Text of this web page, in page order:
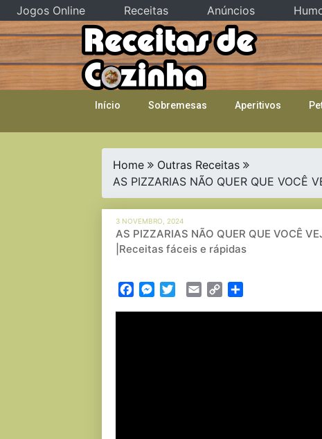
Skip
to
content
Início Sobremesas Aperitivos
Home
Outras Receitas
AS PIZZARIAS NÃO QUER QUE VOCÊ
3 NOVEMBRO, 2024
AS PIZZARIAS NÃO QUER QUE VOCÊ
|Receitas fáceis e rápidas
FacebookMessenger
TwitterEmail Copy
Jogos Online Receitas Anúncios